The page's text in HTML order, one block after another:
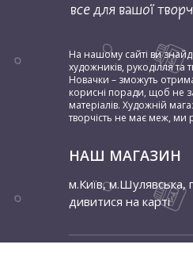
На нашому сайті ви
художників, рукоділля
Новачки – зможуть
корисні поради, щоб не
матеріалів. Художній
творчість не має меж, ми
НАШ МАГАЗИН
м.Київ, м.Шулявська,
дивитися на карті